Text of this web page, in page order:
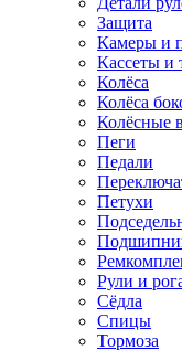
Защита
Камеры и
Кассеты и
Колёса
Колёса
Колёсные
Пеги
Педали
Петухи
Рули и
Сёдла
Спицы
Тормоза